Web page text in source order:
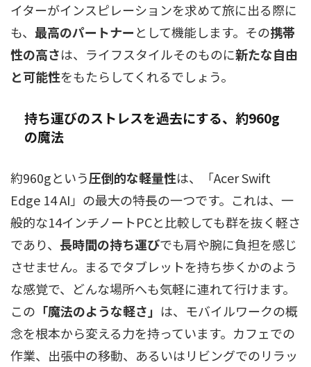
イターがインスピレーションを求めて旅に出る際に
も、 最高のパートナーとして機能します。その携帯
性の高さは、ライフスタイルそのものに新たな自由
と可能性をもたらしてくれるでしょう。
持ち運びのストレスを過去にする、約960g
の魔法
約960gという圧倒的な軽量性は、「Acer Swift
Edge 14 AI」の最大の特長の一つです。これは、一
般的な14インチノートPCと比較しても群を抜く軽さ
であり、 長時間の持ち運びでも肩や腕に負担を感じ
させません。まるでタブレットを持ち歩くかのよう
な感覚で、どんな場所へも気軽に連れて行けます。
この 「魔法のような軽さ」 は、モバイルワークの概
念を根本から変える力を持っています。カフェでの
作業、出張中の移動、あるいはリビングでのリラッ